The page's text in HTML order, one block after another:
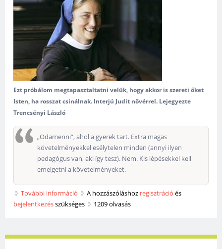
Ezt próbálom megtapasztaltatni velük, hogy akkor is szereti őket
Isten, ha rosszat csinálnak. Interjú Judit nővérrel. Lejegyezte
Trencsényi László
„Odamenni”, ahol a gyerek tart. Extra magas
követelményekkel esélytelen minden (annyi ilyen
pedagógus van, aki így tesz). Nem. Kis lépésekkel kell
emelgetni a követelményeket.
További információ Isten szereti őket tartalommal kapcsolatosan
A hozzászóláshoz regisztráció és
bejelentkezésszükséges 1209 olvasás